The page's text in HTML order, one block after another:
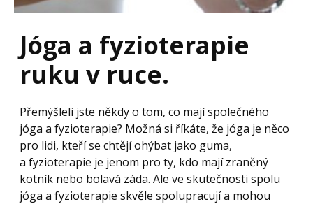
Jóga a fyzioterapie
ruku v ruce.
Přemýšleli jste někdy o tom, co mají společného
jóga a fyzioterapie? Možná si říkáte, že jóga je něco
pro lidi, kteří se chtějí ohýbat jako guma,
a fyzioterapie je jenom pro ty, kdo mají zraněný
kotník nebo bolavá záda. Ale ve skutečnosti spolu
jóga a fyzioterapie skvěle spolupracují a mohou